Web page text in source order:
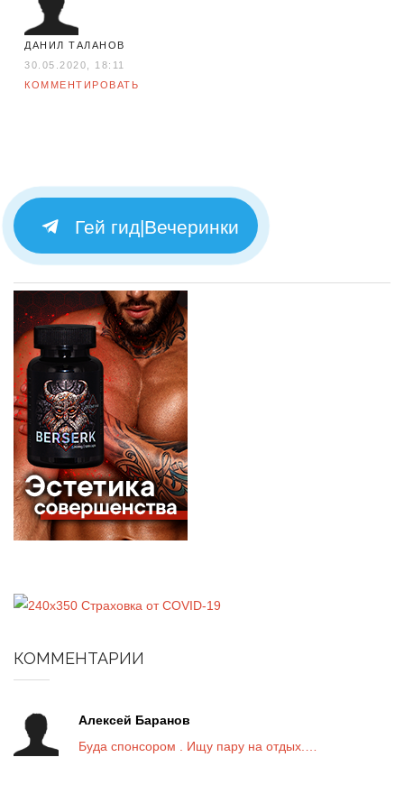
ДАНИЛ ТАЛАНОВ
30.05.2020, 18:11
КОММЕНТИРОВАТЬ
Гей гид|Вечеринки
КОММЕНТАРИИ
Алексей Баранов
Буда спонсором . Ищу пару на отдых.…